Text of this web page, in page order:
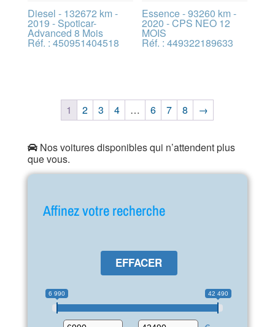
Diesel - 132672 km -
2019 - Spoticar-
Advanced 8 Mois
Réf. : 450951404518
Essence - 93260 km -
2020 - CPS NEO 12
MOIS
Réf. : 449322189633
1 2 3 4 … 6 7 8 →
Nos voitures disponibles qui n’attendent plus
que vous.
Affinez votre recherche
EFFACER
6 990 42 490